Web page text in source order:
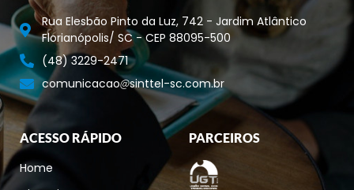
Rua Elesbão Pinto da Luz, 742 - Jardim Atlântico
Florianópolis/ SC - CEP 88095-500
(48) 3229-2471
comunicacao
sinttel-sc.com.br
ACESSO RÁPIDO
Home
PARCEIROS